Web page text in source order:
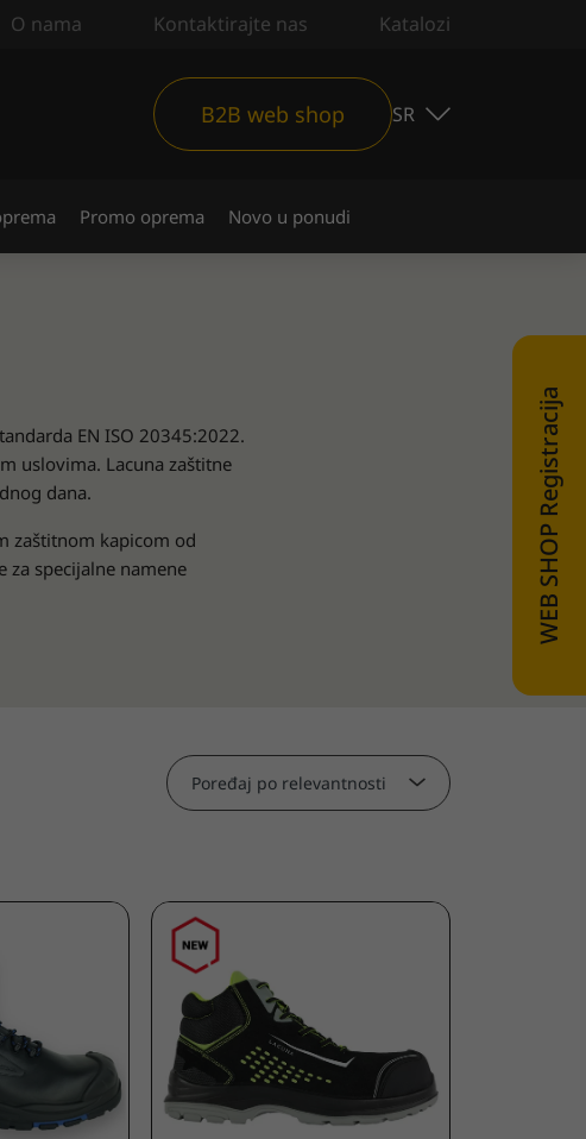
O nama Kontaktirajte nas Katalozi
B2B web shop SR
Promo oprema Novo u ponudi
EN ISO 20345:2022.
uslovima. Lacuna zaštitne
dana.
zaštitnom kapicom od
specijalne namene
Poređaj po relevantnosti
WEB SHOP Registracija